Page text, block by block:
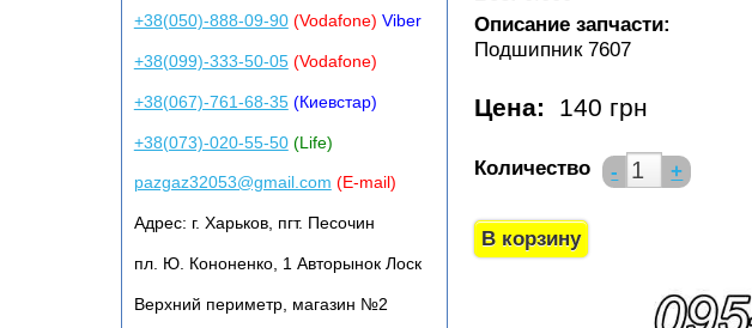
Описание запчасти:
Подшипник 7607
Цена: 140 грн
Количество - +
+38(050)-888-09-90(Vodafone) Viber
+38(099)-333-50-05(Vodafone)
+38(067)-761-68-35(Киевстар)
+38(073)-020-55-50(Life)
pazgaz32053@gmail.com (E-mail)
Адрес: г. Харьков, пгт. Песочин
пл. Ю. Кононенко, 1 Авторынок Лоск
Верхний периметр, магазин №2